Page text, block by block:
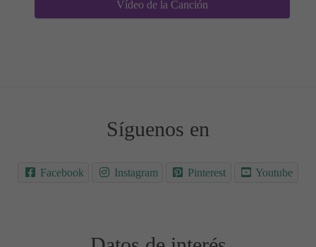
Vídeo de la Canción
Síguenos en
Facebook Instagram Pinterest Youtube